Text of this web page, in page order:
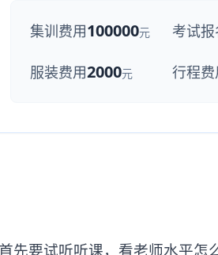
集训费用100000元 考试
服装费用2000元 行程费
要试听听课，看老师水平怎